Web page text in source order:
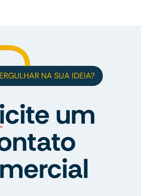
NA SUA IDEIA?
um